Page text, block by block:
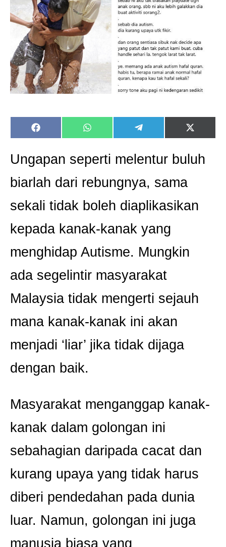
Share
on
Share
on
Share
on
Share
on
(Twitter)
Ungapan seperti melentur buluh
biarlah dari rebungnya, sama
sekali tidak boleh diaplikasikan
kepada kanak-kanak yang
menghidap Autisme. Mungkin
ada segelintir masyarakat
Malaysia tidak mengerti sejauh
mana kanak-kanak ini akan
menjadi ‘liar’ jika tidak dijaga
dengan baik.
Masyarakat menganggap kanak-
kanak dalam golongan ini
sebahagian daripada cacat dan
kurang upaya yang tidak harus
diberi pendedahan pada dunia
luar. Namun, golongan ini juga
manusia biasa yang